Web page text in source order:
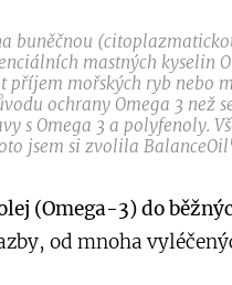
buněčnou
mastných kyselin
mořských ryb nebo
ochrany Omega 3 než
Omega 3 a polyfenoly.
jsem si zvolila
(Omega-3) do
od mnoha